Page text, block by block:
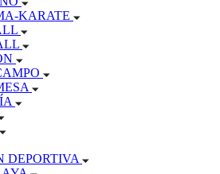
KARATE
DEPORTIVA